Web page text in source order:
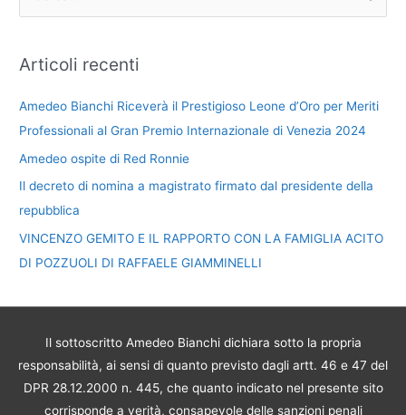
DI
RAFFAELE
c
:
Articoli recenti
Amedeo Bianchi Riceverà il Prestigioso Leone d’Oro per Meriti
Professionali al Gran Premio Internazionale di Venezia 2024
Amedeo ospite di Red Ronnie
Il decreto di nomina a magistrato firmato dal presidente della
repubblica
VINCENZO GEMITO E IL RAPPORTO CON LA FAMIGLIA ACITO
DI POZZUOLI DI RAFFAELE GIAMMINELLI
Il sottoscritto Amedeo Bianchi dichiara sotto la propria
responsabilità, ai sensi di quanto previsto dagli artt. 46 e 47 del
DPR 28.12.2000 n. 445, che quanto indicato nel presente sito
corrisponde a verità, consapevole delle sanzioni penali